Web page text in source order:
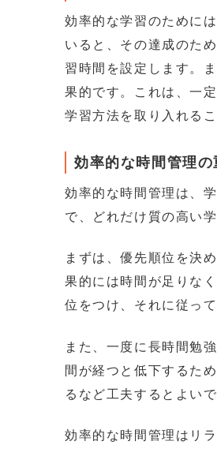
効率的な学習のために
いると、その達成のた
習時間を設定します。
果的です。これは、一
学習方法を取り入れる
効率的な時間管理の
効率的な時間管理は、
で、どれだけ質の高い
まずは、優先順位を決
果的には時間が足りな
位をつけ、それに従っ
また、一度に長時間勉
間が経つと低下するた
るなど工夫するとよいで
効率的な時間管理はリ